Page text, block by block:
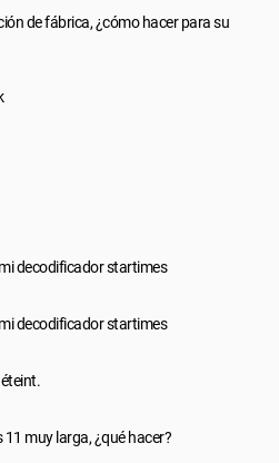
de fábrica, ¿cómo hacer para su
decodificador startimes
decodificador startimes
muy larga, ¿qué hacer?